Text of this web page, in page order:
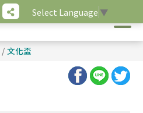
Select Language ▼
/ 文化盃